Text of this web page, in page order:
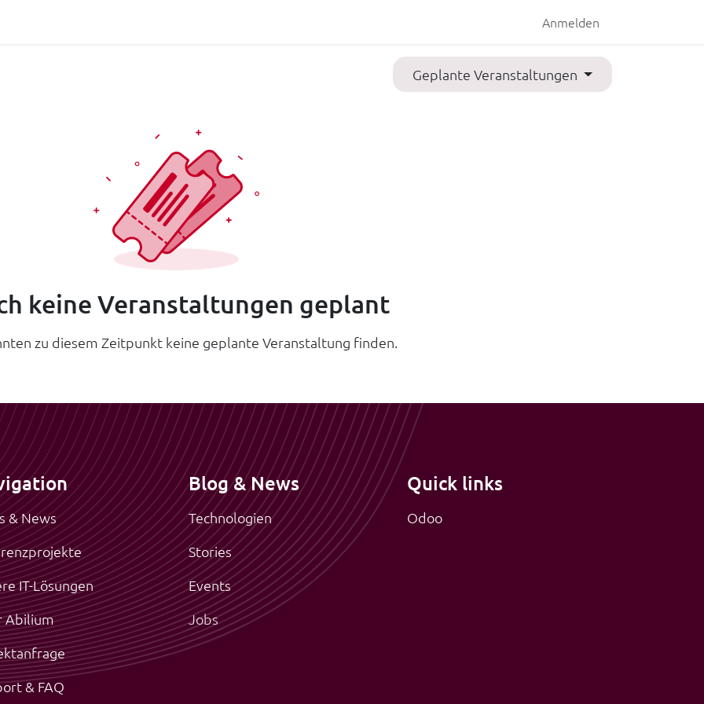
Anmelden
Geplante Veranstaltungen
keine Veranstaltungen geplant
zu diesem Zeitpunkt keine geplante Veranstaltung finden.
& News
IT-Lösungen
Abilium
& FAQ
Quick links
Odoo
Blog & News
Technologien
Stories
Events
Jobs